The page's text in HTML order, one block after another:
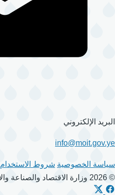
البريد الإلكتروني
info@moit.gov.ye
سياسة الخصوصية شروط الاستخدام
© 2026 وزارة الاقتصاد والصناعة والاستثمار. جميع الحقوق محفوظة.